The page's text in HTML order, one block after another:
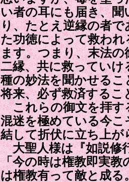
い者の耳にも届き、
り、たとえ逆縁の者
た功徳によって救わ
ます。つまり、末法の
二縁、共に救ってい
種の妙法を聞かせる
将来、必ず救済する
これらの御文を拝す
混迷を極めている今こ
結して折伏に立ち上
大聖人様は『如説修
「今の時は権教即実教
は権教有って敵と成